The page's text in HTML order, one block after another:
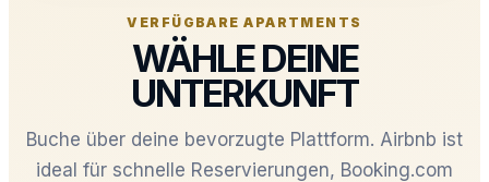
VERFÜGBARE APARTMENTS
WÄHLE DEINE
UNTERKUNFT
Buche über deine bevorzugte Plattform. Airbnb ist
ideal für schnelle Reservierungen, Booking.com